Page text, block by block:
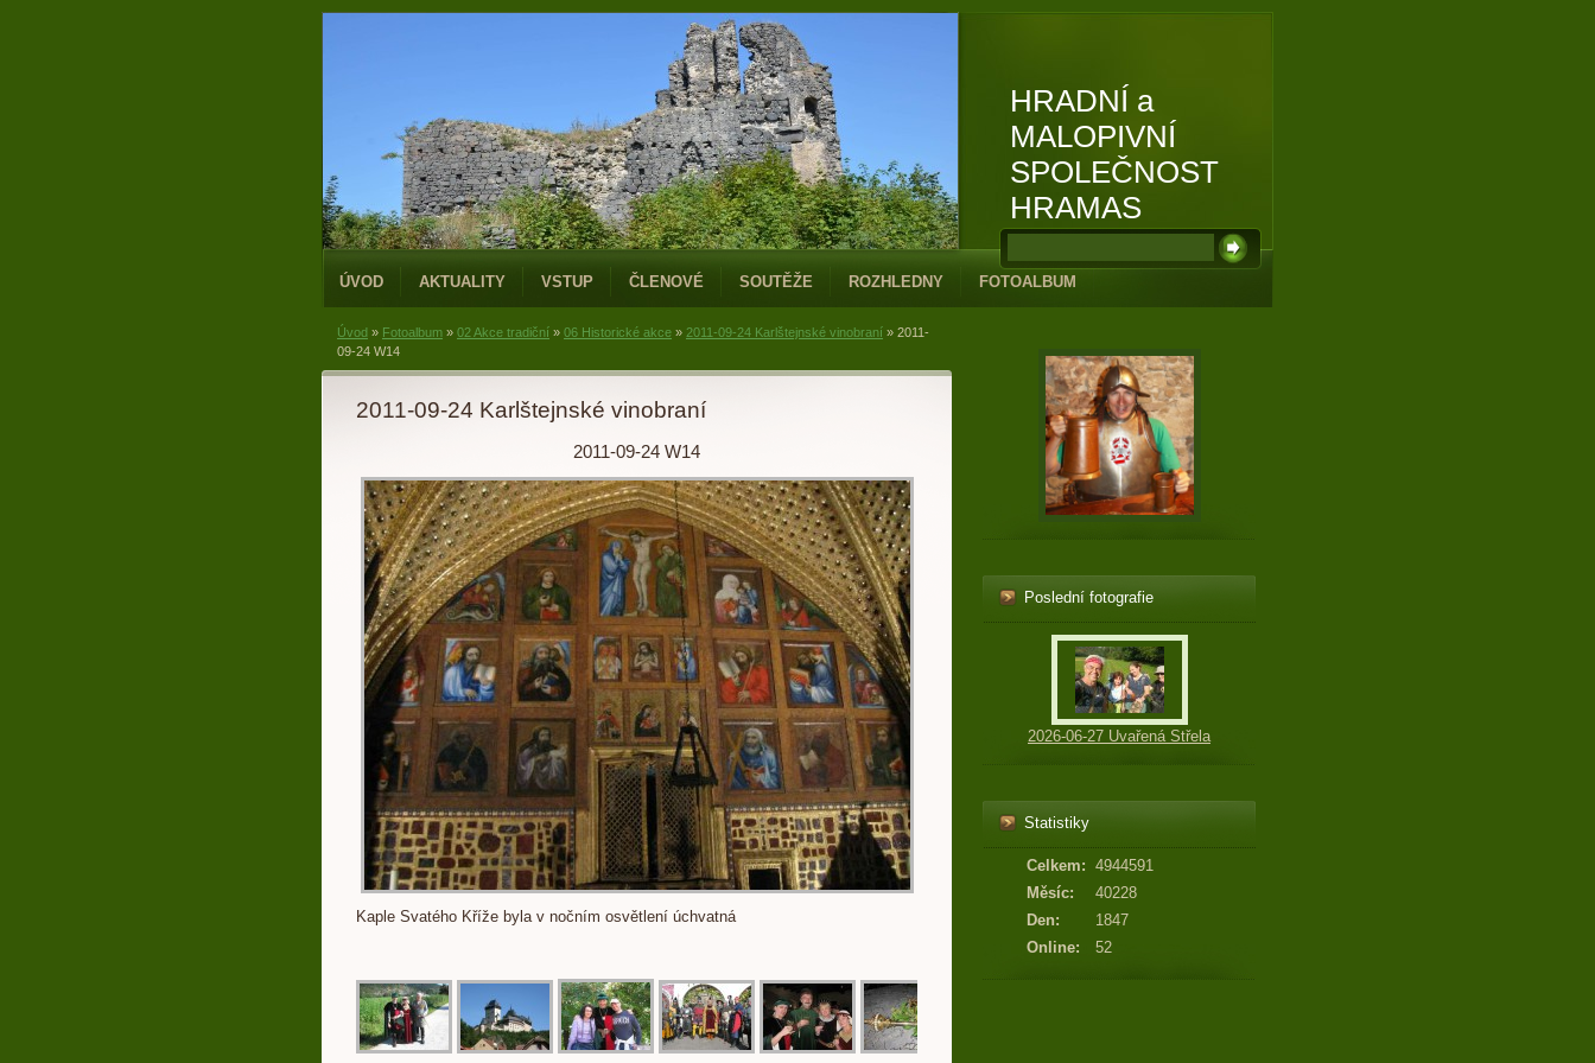
HRADNÍ a
MALOPIVNÍ
SPOLEČNOST
HRAMAS
ÚVOD AKTUALITY VSTUP ČLENOVÉ SOUTĚŽE ROZHLEDNY FOTOALBUM
Úvod » Fotoalbum » 02 Akce tradiční » 06 Historické akce » 2011-09-24 Karlštejnské vinobraní » 2011-
09-24 W14
2011-09-24 Karlštejnské vinobraní
2011-09-24 W14
Kaple Svatého Kříže byla v nočním osvětlení úchvatná
Poslední fotografie
2026-06-27 Uvařená Střela
Statistiky
Online: 52
Celkem: 4944591
Měsíc:
40228
Den:
1847